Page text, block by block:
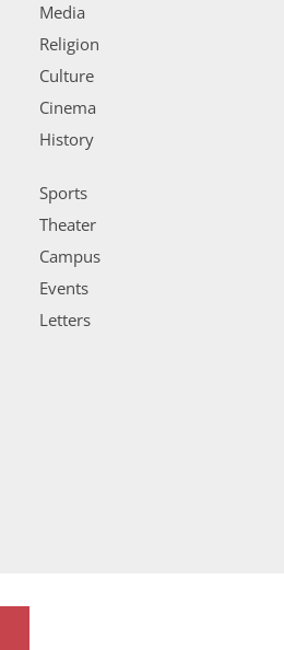
Media
Religion
Culture
Cinema
History
Sports
Theater
Campus
Events
Letters